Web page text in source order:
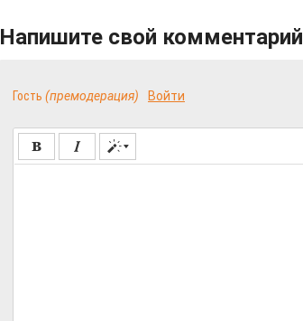
Напишите свой комментарий
Гость (премодерация) Войти